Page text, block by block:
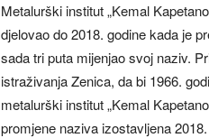
Metalurški institut „Kemal
djelovao do 2018. godine kada je
sada tri puta mijenjao svoj naziv.
istraživanja Zenica, da bi 1966.
metalurški institut „Kemal
promjene naziva izostavljena